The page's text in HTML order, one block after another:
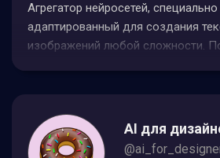
Агрегатор нейросетей,
адаптированный для создания
изображений любой сложности.
AI для